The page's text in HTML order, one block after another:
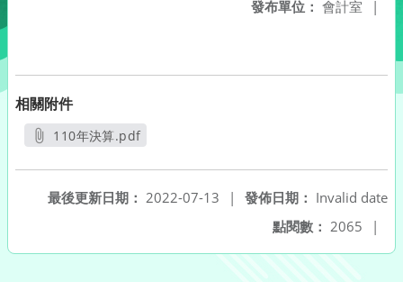
發布單位： 會計室 |
相關附件
110年決算.pdf
發佈日期： Invalid date
最後更新日期： 2022-07-13
|
點閱數： 2065 |